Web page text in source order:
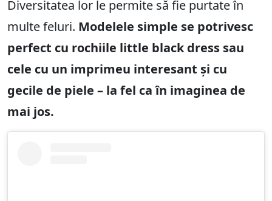
Diversitatea lor le permite să fie purtate în
multe feluri. Modelele simple se potrivesc
perfect cu rochiile little black dress sau
cele cu un imprimeu interesant și cu
gecile de piele – la fel ca în imaginea de
mai jos.